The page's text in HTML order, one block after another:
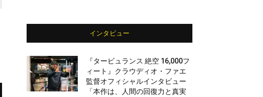
インタビュー
『タービュランス 絶空 16,000フ
ィート』クラウディオ・ファエ
監督オフィシャルインタビュー
「本作は、人間の回復力と真実